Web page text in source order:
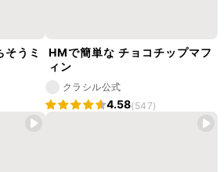
うミ
HMで簡単な チョコチップマフ
ィン
クラシル公式
4.58(547)